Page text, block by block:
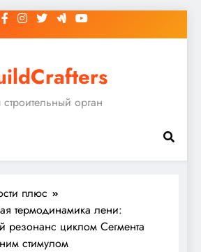
орган
плюс
термодинамика лени:
резонанс циклом Сегмента
стимулом